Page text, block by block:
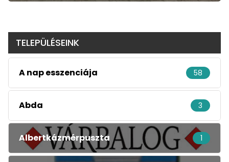
TELEPÜLÉSEINK
A nap esszenciája 58
Abda 3
Albertkázmérpuszta 1